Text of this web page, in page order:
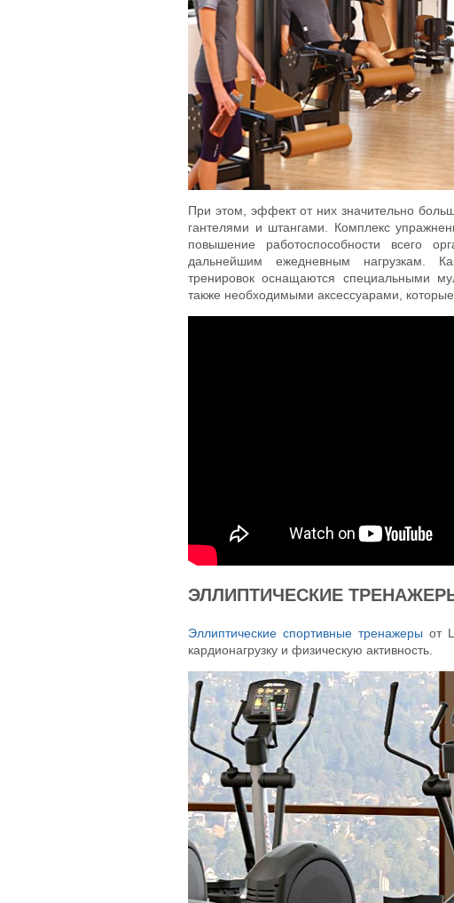
При этом, эффект от них значительно
гантелями и штангами. Комплекс
повышение работоспособности всего
дальнейшим ежедневным нагрузкам.
тренировок оснащаются специальными
также необходимыми аксессуарами,
ЭЛЛИПТИЧЕСКИЕ ТРЕНАЖЕРЫ
Эллиптические спортивные тренажеры от
кардионагрузку и физическую активность.